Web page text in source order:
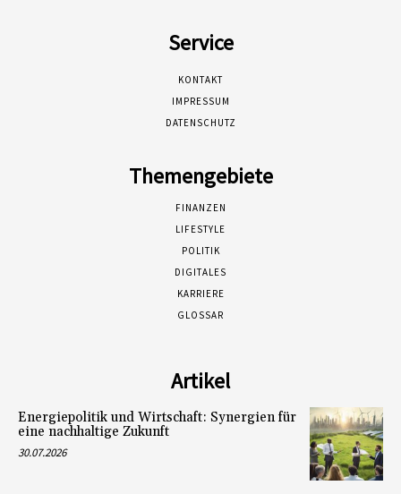
Service
KONTAKT
IMPRESSUM
DATENSCHUTZ
Themengebiete
FINANZEN
LIFESTYLE
POLITIK
DIGITALES
KARRIERE
GLOSSAR
Artikel
Energiepolitik und Wirtschaft: Synergien für
eine nachhaltige Zukunft
30.07.2026